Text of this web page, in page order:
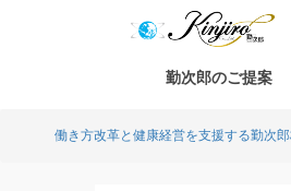
勤次郎のご提案
働き方改革と健康経営を支援する勤次